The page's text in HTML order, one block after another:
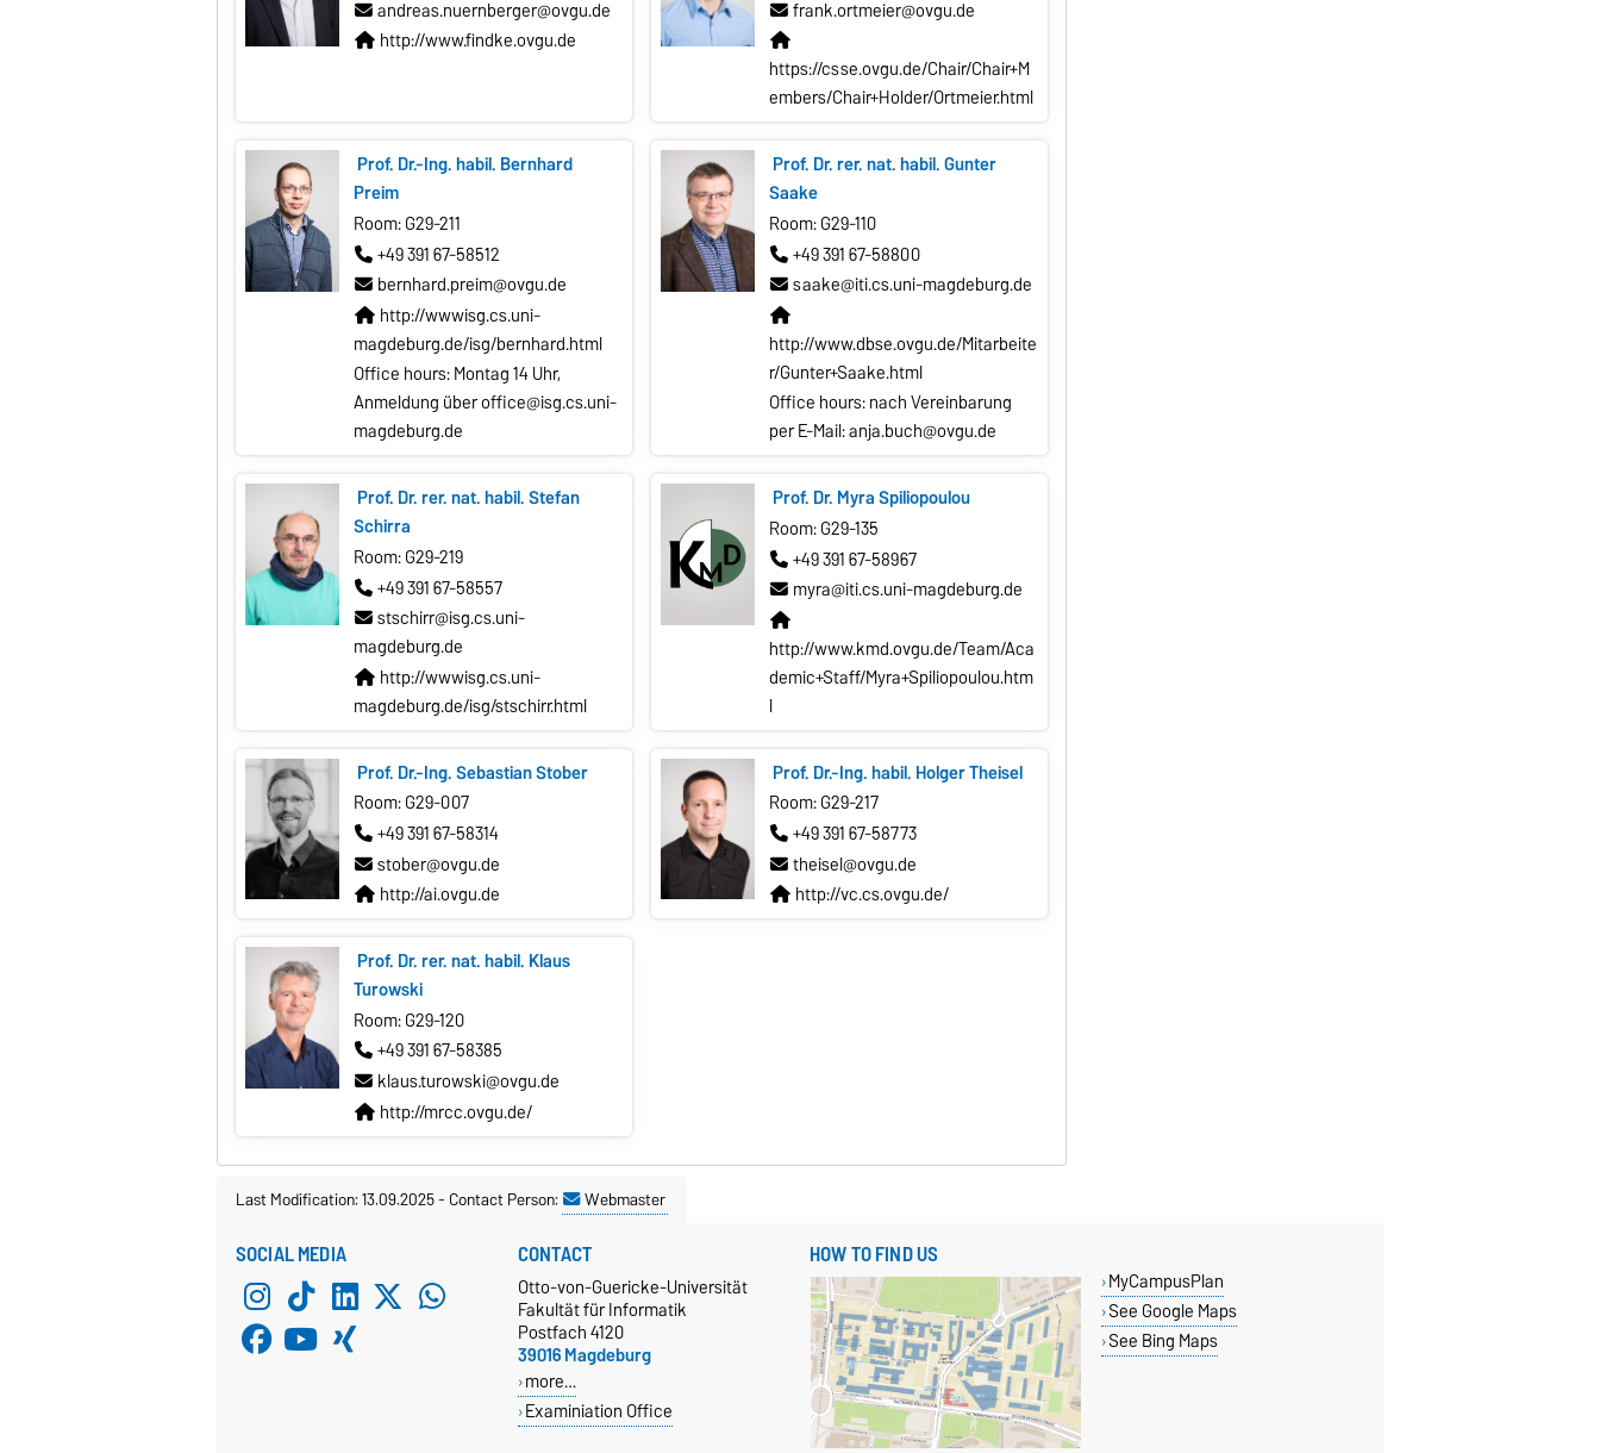
andreas.nuernberger@ovgu.de
http://www.findke.ovgu.de
frank.ortmeier@ovgu.de
https://csse.ovgu.de/Chair/Chair+M
embers/Chair+Holder/Ortmeier.html
Prof. Dr.-Ing. habil. Bernhard
Preim
Room: G29-211
+49 391 67-58512
bernhard.preim@ovgu.de
http://wwwisg.cs.uni-
magdeburg.de/isg/bernhard.html
Office hours: Montag 14 Uhr,
Anmeldung über office@isg.cs.uni-
magdeburg.de
Prof. Dr. rer. nat. habil. Gunter
Saake
Room: G29-110
+49 391 67-58800
saake@iti.cs.uni-magdeburg.de
http://www.dbse.ovgu.de/Mitarbeite
r/Gunter+Saake.html
Office hours: nach Vereinbarung
per E-Mail: anja.buch@ovgu.de
Prof. Dr. rer. nat. habil. Stefan
Schirra
Room: G29-219
+49 391 67-58557
stschirr@isg.cs.uni-
magdeburg.de
http://wwwisg.cs.uni-
magdeburg.de/isg/stschirr.html
Prof. Dr. Myra Spiliopoulou
Room: G29-135
+49 391 67-58967
myra@iti.cs.uni-magdeburg.de
http://www.kmd.ovgu.de/Team/Aca
demic+Staff/Myra+Spiliopoulou.htm
l
Prof. Dr.-Ing. Sebastian Stober
Room: G29-007
+49 391 67-58314
stober@ovgu.de
http://ai.ovgu.de
Prof. Dr.-Ing. habil. Holger Theisel
Room: G29-217
+49 391 67-58773
theisel@ovgu.de
http://vc.cs.ovgu.de/
Prof. Dr. rer. nat. habil. Klaus
Turowski
Room: G29-120
+49 391 67-58385
klaus.turowski@ovgu.de
http://mrcc.ovgu.de/
Last Modification: 13.09.2025-Contact Person: Webmaster
SOCIAL MEDIA CONTACT
Otto-von-Guericke-Universität
Fakultät für Informatik
Postfach 4120
39016 Magdeburg
more…
Examiniation Office
HOW TO FIND US
MyCampusPlan
See Google Maps
See Bing Maps